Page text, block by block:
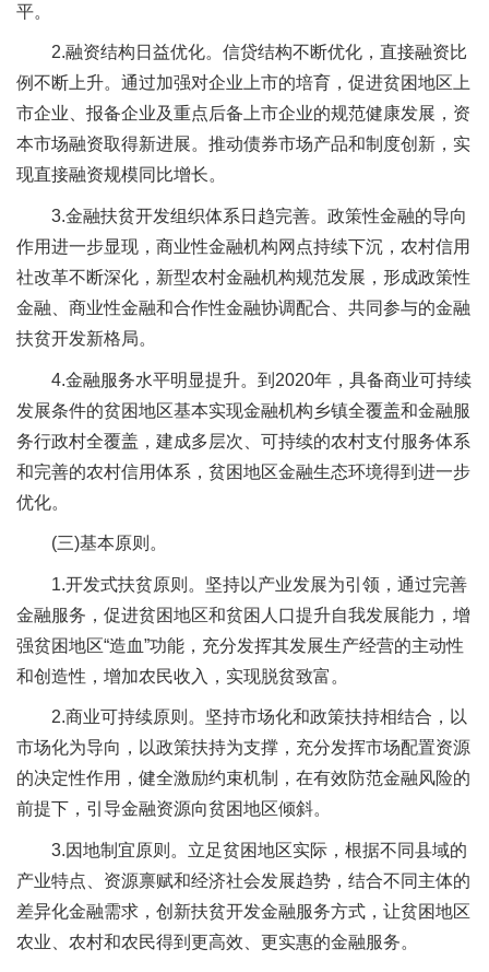
平。
2.融资结构日益优化。信贷结构不断优化，直接融资比
例不断上升。通过加强对企业上市的培育，促进贫困地区上
市企业、报备企业及重点后备上市企业的规范健康发展，资
本市场融资取得新进展。推动债券市场产品和制度创新，实
现直接融资规模同比增长。
3.金融扶贫开发组织体系日趋完善。政策性金融的导向
作用进一步显现，商业性金融机构网点持续下沉，农村信用
社改革不断深化，新型农村金融机构规范发展，形成政策性
金融、商业性金融和合作性金融协调配合、共同参与的金融
扶贫开发新格局。
4.金融服务水平明显提升。到2020年，具备商业可持续
发展条件的贫困地区基本实现金融机构乡镇全覆盖和金融服
务行政村全覆盖，建成多层次、可持续的农村支付服务体系
和完善的农村信用体系，贫困地区金融生态环境得到进一步
优化。
(三)基本原则。
1.开发式扶贫原则。坚持以产业发展为引领，通过完善
金融服务，促进贫困地区和贫困人口提升自我发展能力，增
强贫困地区“造血”功能，充分发挥其发展生产经营的主动性
和创造性，增加农民收入，实现脱贫致富。
2.商业可持续原则。坚持市场化和政策扶持相结合，以
市场化为导向，以政策扶持为支撑，充分发挥市场配置资源
的决定性作用，健全激励约束机制，在有效防范金融风险的
前提下，引导金融资源向贫困地区倾斜。
3.因地制宜原则。立足贫困地区实际，根据不同县域的
产业特点、资源禀赋和经济社会发展趋势，结合不同主体的
差异化金融需求，创新扶贫开发金融服务方式，让贫困地区
农业、农村和农民得到更高效、更实惠的金融服务。